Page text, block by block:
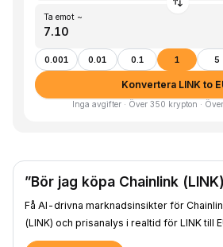
Ta emot ~
0.001 0.01 0.1 1 5
Konvertera LINK to
Inga avgifter · Över 350 krypton ·
”Bör jag köpa Chainlink
Få AI-drivna marknadsinsikter för
(LINK) och prisanalys i realtid för LINK till